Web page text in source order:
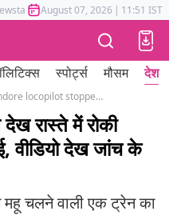
Mumbai Tak Astrotak
August 07, 2026 | 11:51 IST
स्पोर्ट्स मौसम देश
madhya pradesh indore locopilot stopped train to buy samosa viral video railway investigates
रास्ते में रोकी
वीडियो देख जांच के
चलने वाली एक ट्रेन का